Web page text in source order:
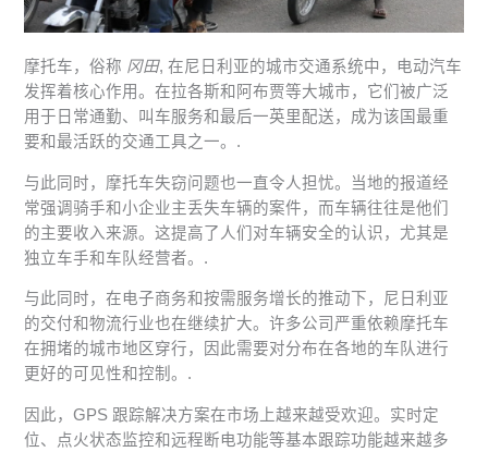
摩托车，俗称 冈田, 在尼日利亚的城市交通系统中，电动汽车
发挥着核心作用。在拉各斯和阿布贾等大城市，它们被广泛
用于日常通勤、叫车服务和最后一英里配送，成为该国最重
要和最活跃的交通工具之一。.
与此同时，摩托车失窃问题也一直令人担忧。当地的报道经
常强调骑手和小企业主丢失车辆的案件，而车辆往往是他们
的主要收入来源。这提高了人们对车辆安全的认识，尤其是
独立车手和车队经营者。.
与此同时，在电子商务和按需服务增长的推动下，尼日利亚
的交付和物流行业也在继续扩大。许多公司严重依赖摩托车
在拥堵的城市地区穿行，因此需要对分布在各地的车队进行
更好的可见性和控制。.
因此，GPS 跟踪解决方案在市场上越来越受欢迎。实时定
位、点火状态监控和远程断电功能等基本跟踪功能越来越多